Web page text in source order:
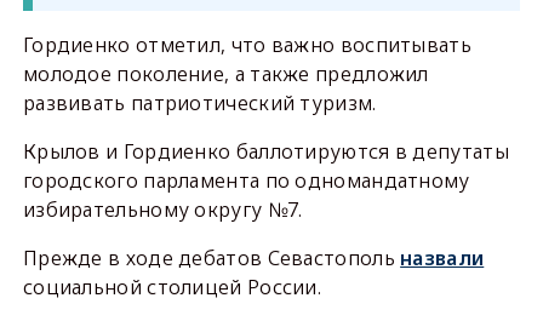
Гордиенко отметил, что важно воспитывать
молодое поколение, а также предложил
развивать патриотический туризм.
Крылов и Гордиенко баллотируются в депутаты
городского парламента по одномандатному
избирательному округу №7.
Прежде в ходе дебатов Севастополь назвали
социальной столицей России.